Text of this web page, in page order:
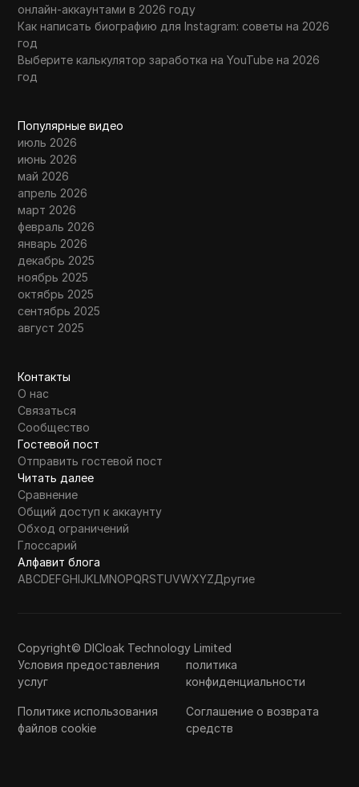
онлайн-аккаунтами в 2026 году
Как написать биографию для Instagram: советы на 2026
год
Выберите калькулятор заработка на YouTube на 2026
год
Популярные видео
июль 2026
июнь 2026
май 2026
апрель 2026
март 2026
февраль 2026
январь 2026
декабрь 2025
ноябрь 2025
октябрь 2025
сентябрь 2025
август 2025
Контакты
О нас
Связаться
Сообщество
Гостевой пост
Отправить гостевой пост
Читать далее
Сравнение
Общий доступ к аккаунту
Обход ограничений
Глоссарий
Алфавит блога
ABCDEFGHIJKLMNOPQRSTUVWXYZДругие
Copyright© DICloak Technology Limited
Условия предоставления
услуг
политика
конфиденциальности
Политике использования
файлов cookie
Соглашение о возврата
средств